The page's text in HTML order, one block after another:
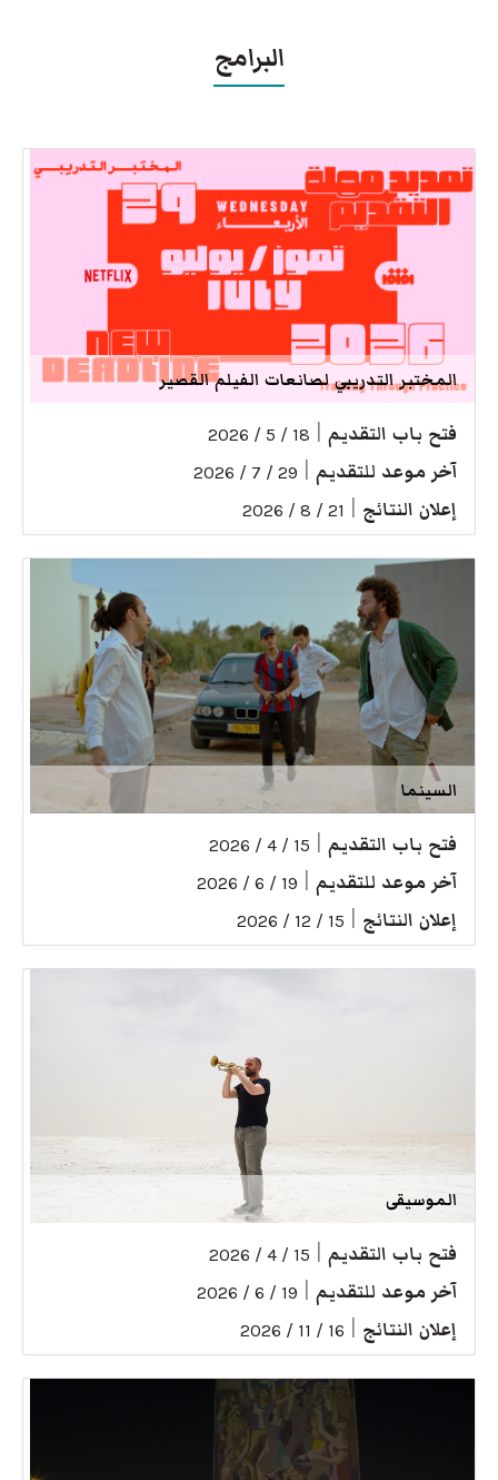
البرامج
المختبر التدريبي لصانعات الفيلم القصير
فتح باب التقديم 18 / 5 / 2026
آخر موعد للتقديم 29 / 7 / 2026
إعلان النتائج 21 / 8 / 2026
السينما
فتح باب التقديم 15 / 4 / 2026
آخر موعد للتقديم 19 / 6 / 2026
إعلان النتائج 15 / 12 / 2026
الموسيقى
فتح باب التقديم 15 / 4 / 2026
آخر موعد للتقديم 19 / 6 / 2026
إعلان النتائج 16 / 11 / 2026